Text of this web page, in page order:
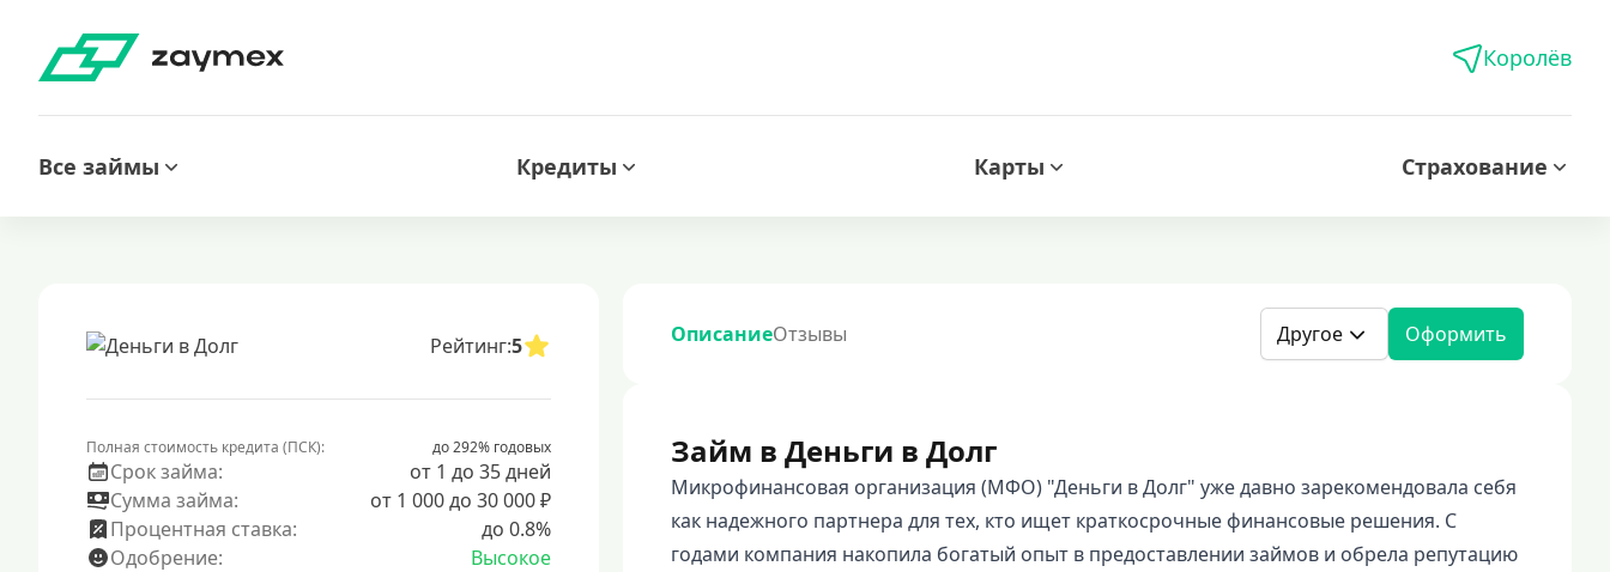
Королёв
Все займы Кредиты Карты Страхование
Рейтинг:5
Полная стоимость кредита (ПСК): до 292% годовых
Срок займа:
от 1 до 35 дней
Сумма займа:
от 1 000 до 30 000 ₽
Процентная ставка:
до 0.8%
Одобрение:
Высокое
ОписаниеОтзывы Другое Оформить
Займ в Деньги в Долг
Микрофинансовая организация (МФО) "Деньги в Долг" уже давно зарекомендовала себя
как надежного партнера для тех, кто ищет краткосрочные финансовые решения. С
годами компания накопила богатый опыт в предоставлении займов и обрела репутацию